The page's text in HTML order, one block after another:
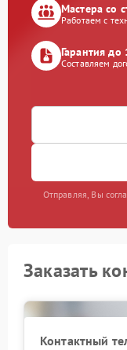
Мастера со
Работаем с
Гарантия до
Составляем
Отправляя, Вы
Заказать
Контактный